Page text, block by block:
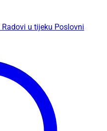
Radovi u tijeku Poslovni